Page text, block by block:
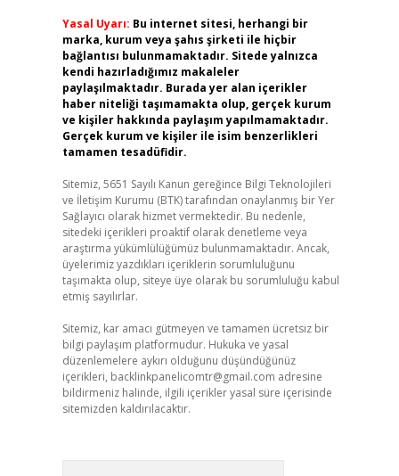
Yasal Uyarı: Bu internet sitesi, herhangi bir
marka, kurum veya şahıs şirketi ile hiçbir
bağlantısı bulunmamaktadır. Sitede yalnızca
kendi hazırladığımız makaleler
paylaşılmaktadır. Burada yer alan içerikler
haber niteliği taşımamakta olup, gerçek kurum
ve kişiler hakkında paylaşım yapılmamaktadır.
Gerçek kurum ve kişiler ile isim benzerlikleri
tamamen tesadüfidir.
Sitemiz, 5651 Sayılı Kanun gereğince Bilgi Teknolojileri
ve İletişim Kurumu (BTK) tarafından onaylanmış bir Yer
Sağlayıcı olarak hizmet vermektedir. Bu nedenle,
sitedeki içerikleri proaktif olarak denetleme veya
araştırma yükümlülüğümüz bulunmamaktadır. Ancak,
üyelerimiz yazdıkları içeriklerin sorumluluğunu
taşımakta olup, siteye üye olarak bu sorumluluğu kabul
etmiş sayılırlar.
Sitemiz, kar amacı gütmeyen ve tamamen ücretsiz bir
bilgi paylaşım platformudur. Hukuka ve yasal
düzenlemelere aykırı olduğunu düşündüğünüz
içerikleri, backlinkpanelicomtr@gmail.com adresine
bildirmeniz halinde, ilgili içerikler yasal süre içerisinde
sitemizden kaldırılacaktır.